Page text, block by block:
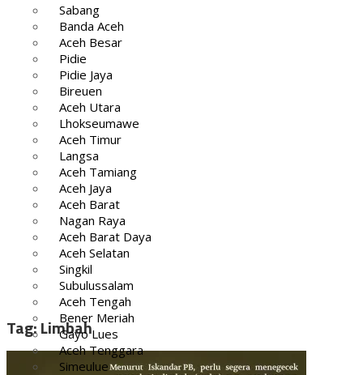
Sabang
Banda Aceh
Aceh Besar
Pidie
Pidie Jaya
Bireuen
Aceh Utara
Lhokseumawe
Aceh Timur
Langsa
Aceh Tamiang
Aceh Jaya
Aceh Barat
Nagan Raya
Aceh Barat Daya
Aceh Selatan
Singkil
Subulussalam
Aceh Tengah
Bener Meriah
Gayo Lues
Aceh Tenggara
Simeulue
Tag:Limbah